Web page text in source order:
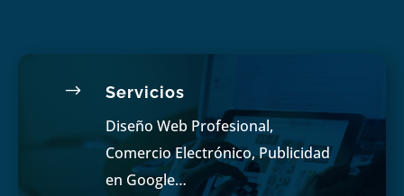
$ Servicios
Diseño Web Profesional,
Comercio Electrónico, Publicidad
en Google…